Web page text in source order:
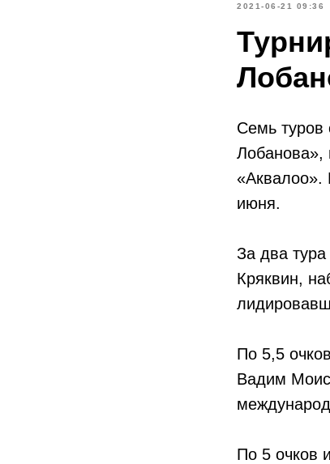
2021-06-21 09:36
Семь
Лобанова»,
«Аквалоо».
июня.
За два
Кряквин,
По 5,5
Вадим
По 5 очков